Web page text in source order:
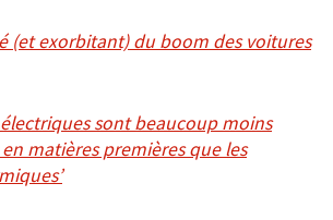
(et exorbitant) du boom des voitures
électriques sont beaucoup moins
matières premières que les